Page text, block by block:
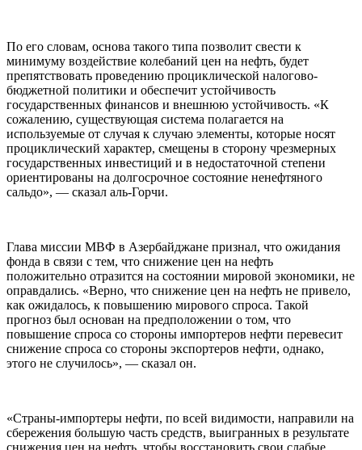
По его словам, основа такого типа позволит свести к
минимуму воздействие колебаний цен на нефть, будет
препятствовать проведению проциклической налогово-
бюджетной политики и обеспечит устойчивость
государственных финансов и внешнюю устойчивость. «К
сожалению, существующая система полагается на
используемые от случая к случаю элементы, которые носят
проциклический характер, смещены в сторону чрезмерных
государственных инвестиций и в недостаточной степени
ориентированы на долгосрочное состояние ненефтяного
сальдо», — сказал аль-Горчи.
Глава миссии МВФ в Азербайджане признал, что ожидания
фонда в связи с тем, что снижение цен на нефть
положительно отразится на состоянии мировой экономики, не
оправдались. «Верно, что снижение цен на нефть не привело,
как ожидалось, к повышению мирового спроса. Такой
прогноз был основан на предположении о том, что
повышение спроса со стороны импортеров нефти перевесит
снижение спроса со стороны экспортеров нефти, однако,
этого не случилось», — сказал он.
«Страны-импортеры нефти, по всей видимости, направили на
сбережения большую часть средств, выигранных в результате